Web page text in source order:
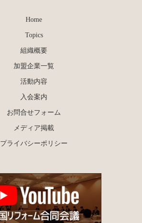
Home
Topics
組織概要
加盟企業一覧
活動内容
入会案内
お問合せフォーム
メディア掲載
プライバシーポリシー